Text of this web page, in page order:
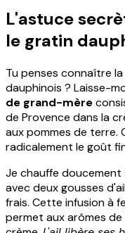
L'astuce
le gratin
Tu penses connaître
dauphinois ? Laisse-
de grand-mère
de Provence dans la
aux pommes de terre.
radicalement le goût
Je chauffe
avec deux gousses
frais. Cette infusion à
permet aux arômes